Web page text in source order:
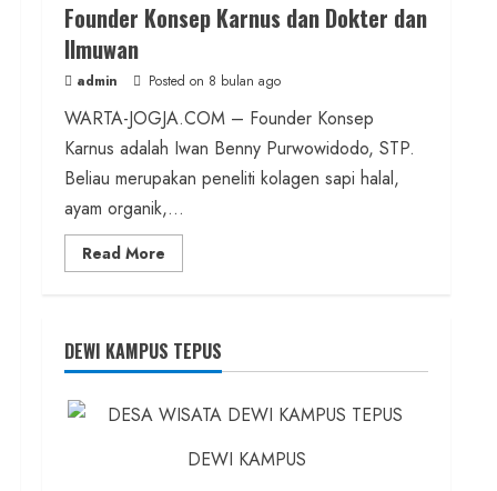
Founder Konsep Karnus dan Dokter dan
Ilmuwan
admin Posted on 8 bulan ago
WARTA-JOGJA.COM – Founder Konsep
Karnus adalah Iwan Benny Purwowidodo, STP.
Beliau merupakan peneliti kolagen sapi halal,
ayam organik,...
Read More
more
dan
Dokter
dan
DEWI KAMPUS TEPUS
DEWI KAMPUS